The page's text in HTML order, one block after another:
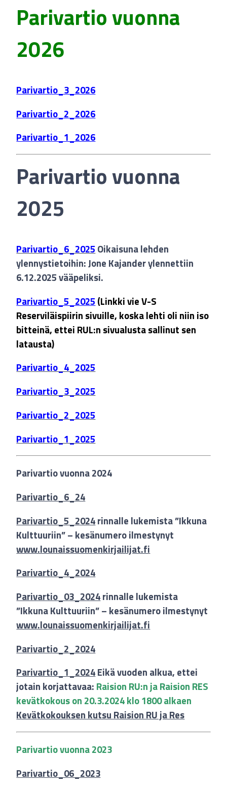
Parivartio vuonna
2026
Parivartio_3_2026
Parivartio_2_2026
Parivartio_1_2026
Parivartio vuonna
2025
Parivartio_6_2025 Oikaisuna lehden
ylennystietoihin: Jone Kajander ylennettiin
6.12.2025 vääpeliksi.
Parivartio_5_2025 (Linkki vie V-S
Reserviläispiirin sivuille, koska lehti oli niin iso
bitteinä, ettei RUL:n sivualusta sallinut sen
latausta)
Parivartio_4_2025
Parivartio_3_2025
Parivartio_2_2025
Parivartio_1_2025
Parivartio vuonna 2024
Parivartio_6_24
Parivartio_5_2024rinnalle lukemista ”Ikkuna
Kulttuuriin” – kesänumero ilmestynyt
www.lounaissuomenkirjailijat.fi
Parivartio_4_2024
Parivartio_03_2024rinnalle lukemista
”Ikkuna Kulttuuriin” – kesänumero ilmestynyt
www.lounaissuomenkirjailijat.fi
Parivartio_2_2024
Parivartio_1_2024Eikä vuoden alkua, ettei
jotain korjattavaa: Raision RU:n ja Raision RES
kevätkokous on 20.3.2024 klo 1800 alkaen
Kevätkokouksen kutsu Raision RU ja Res
Parivartio vuonna 2023
Parivartio_06_2023